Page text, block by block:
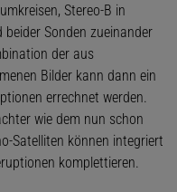
Stereo-B in
Sonden zueinander
der aus
Bilder kann dann ein
errechnet werden.
wie dem nun schon
Satelliten können integriert
komplettieren.